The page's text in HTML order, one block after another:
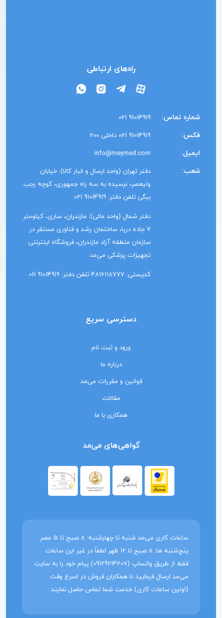
راه‌های ارتباطی
شماره تماس: 91014919 021
فکس: 91014919 021 داخلی 200
ایمیل: info@meymed.com
شعب:
دفتر تهران (واحد ارسال و انبار کالا): خیابان
ولیعصر، نرسیده به سه راه جمهوری، کوچه رجب
بیگی تلفن دفتر: 91014919 021
دفتر شمال (واحد مالی): مازندران، ساری، کیلومتر
7 جاده دریا، ساختمان رشد و فناوری مستقر در
سازمان منطقه آزاد مازندران، فروشگاه اینترنتی
تجهیزات پزشکی می‌مد
کدپستی: 4816118777 تلفن دفتر: 91014919 011
دسترسی سریع
ورود و ثبت نام
درباره ما
قوانین و مقررات می‌مد
مقالات
همکاری با ما
گواهی‌های می‌مد
ساعات کاری می‌مد شنبه تا چهارشنبه: 8 صبح تا 5 عصر
پنج‌شنبه ها: 8 صبح تا 12 ظهر لطفاً در غیر این ساعات
فقط از طریق واتساپ (09129214207) پیام خود را به سایت
می‌مد ارسال فرمایید تا همکاران فروش در اسرع وقت
(اولین ساعات کاری) خدمت شما تماس حاصل نمایند.